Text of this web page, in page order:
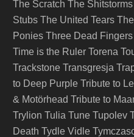
The Scratch The Shitstorms
Stubs The United Tears
Ponies Three Dead Fingers
Time is the Ruler Torena
Trackstone Transgresja
to Deep Purple Tribute to
& Motörhead Tribute to
Trylion Tulia Tune Tupolev
Death Tydle Vidle